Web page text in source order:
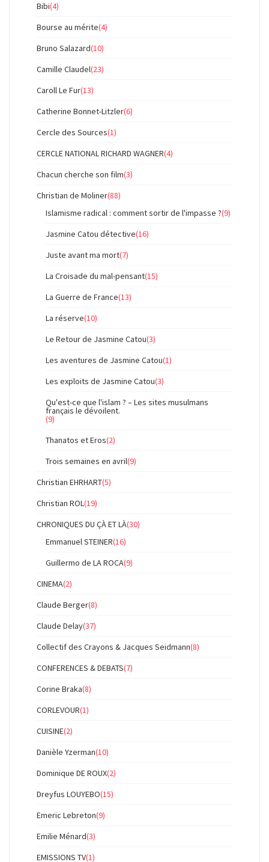
Bibi(4)
Bourse au mérite(4)
Bruno Salazard(10)
Camille Claudel(23)
Caroll Le Fur(13)
Catherine Bonnet-Litzler(6)
Cercle des Sources(1)
CERCLE NATIONAL RICHARD WAGNER(4)
Chacun cherche son film(3)
Christian de Moliner(88)
Islamisme radical : comment sortir de l'impasse ?(9)
Jasmine Catou détective(16)
Juste avant ma mort(7)
La Croisade du mal-pensant(15)
La Guerre de France(13)
La réserve(10)
Le Retour de Jasmine Catou(3)
Les aventures de Jasmine Catou(1)
Les exploits de Jasmine Catou(3)
Qu'est-ce que l'islam ? – Les sites musulmans
français le dévoilent.
(9)
Thanatos et Eros(2)
Trois semaines en avril(9)
Christian EHRHART(5)
Christian ROL(19)
CHRONIQUES DU ÇÀ ET LÀ(30)
Emmanuel STEINER(16)
Guillermo de LA ROCA(9)
CINEMA(2)
Claude Berger(8)
Claude Delay(37)
Collectif des Crayons & Jacques Seidmann(8)
CONFERENCES & DEBATS(7)
Corine Braka(8)
CORLEVOUR(1)
CUISINE(2)
Danièle Yzerman(10)
Dominique DE ROUX(2)
Dreyfus LOUYEBO(15)
Emeric Lebreton(9)
Emilie Ménard(3)
EMISSIONS TV(1)